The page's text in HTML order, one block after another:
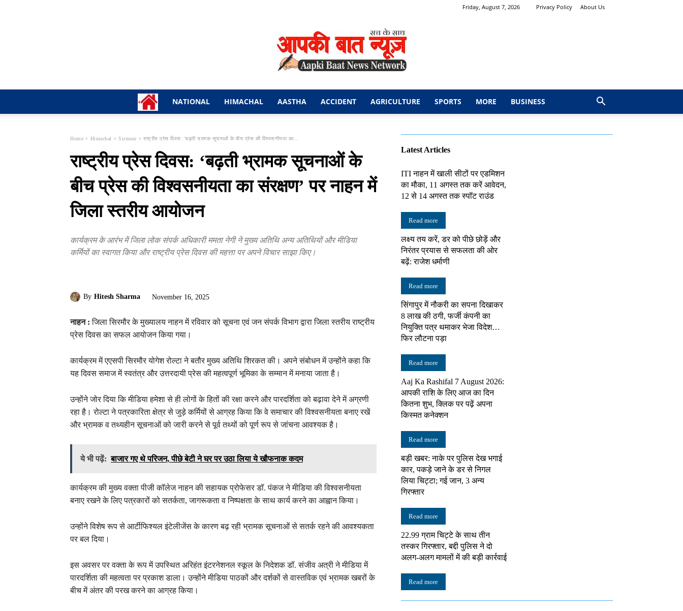
Friday, August 7, 2026 Privacy Policy About Us
बात
नेटवर्क
NATIONAL HIMACHAL AASTHA ACCIDENT AGRICULTURE SPORTS MORE BUSINESS
Home Himachal Sirmaur राष्ट्रीय प्रेस दिवस: 'बढ़ती भ्रामक सूचनाओं के बीच प्रेस की विश्वसनीयता का...
राष्ट्रीय प्रेस दिवस: ‘बढ़ती भ्रामक सूचनाओं के
बीच प्रेस की विश्वसनीयता का संरक्षण’ पर नाहन में
जिला स्तरीय आयोजन
कार्यक्रम के आरंभ में जिला लोक संपर्क अधिकारी ममता नेगी ने मुख्य अतिथि अन्य अतिथियों और मीडिया
कर्मियों का स्वागत किया और राष्ट्रीय प्रेस दिवस की महत्ता पर अपने विचार साझा किए।
By Hitesh Sharma November 16, 2025
नाहन : जिला सिरमौर के मुख्यालय नाहन में रविवार को सूचना एवं जन संपर्क विभाग द्वारा जिला स्तरीय राष्ट्रीय
प्रेस दिवस का सफल आयोजन किया गया।
कार्यक्रम में एएसपी सिरमौर योगेश रोल्टा ने बतौर मुख्य अतिथि शिरकत की। अपने संबोधन में उन्होंने कहा कि
यह दिवस समाज में स्वतंत्र और उत्तरदायी प्रेस की महत्वपूर्ण भूमिका के सम्मान में मनाया जाता है।
उन्होंने जोर दिया कि मीडिया हमेशा से ही लोगों के हितों की रक्षा करने और पारदर्शिता को बढ़ावा देने में अग्रणी
रहा है। रोल्टा ने पत्रकारिता क्षेत्र से जुड़े कर्मियों से आग्रह किया कि वे समाचार की विश्वसनीयता बनाए रखें
और भ्रामक व तथ्यहीन सूचनाओं को जारी करने से पूर्व तथ्यों को पूर्ण रूप से जांचना आवश्यक है।
ये भी पढ़ें: बाजार गए थे परिजन, पीछे बेटी ने घर पर उठा लिया ये खौफनाक कदम
कार्यक्रम की मुख्य वक्ता पीजी कॉलेज नाहन की सहायक प्रोफेसर डॉ. पंकज ने मीडिया की विश्वसनीयता
बनाए रखने के लिए पत्रकारों को सतर्कता, जागरूकता व निष्पक्षता के साथ कार्य करने का आह्वान किया।
उन्होंने विशेष रूप से आर्टीफिश्यल इंटेलीजेंस के कारण बढ़ रही भ्रामक सूचनाओं से सतर्क रहने की आवश्यकता
पर बल दिया।
इस अवसर पर वक्ता के रूप में उपस्थित अरिहंत इंटरनेशनल स्कूल के निदेशक डॉ. संजीव अत्री ने मीडिया में
पारदर्शिता की महत्वता पर प्रकाश डाला। उन्होंने मीडिया पाठकों और दर्शकों से वास्तविक एवं भ्रामक खबरों के
बीच में अंतर की परख करने का आग्रह किया।
Latest Articles
ITI नाहन में खाली सीटों पर एडमिशन
का मौका, 11 अगस्त तक करें आवेदन,
12 से 14 अगस्त तक स्पॉट राउंड
Read more
लक्ष्य तय करें, डर को पीछे छोड़ें और
निरंतर प्रयास से सफलता की ओर
बढ़ें: राजेश धर्माणी
Read more
सिंगापुर में नौकरी का सपना दिखाकर
8 लाख की ठगी, फर्जी कंपनी का
नियुक्ति पत्र थमाकर भेजा विदेश…
फिर लौटना पड़ा
Read more
Aaj Ka Rashifal 7 August 2026:
आपकी राशि के लिए आज का दिन
कितना शुभ, क्लिक पर पढ़ें अपना
किस्मत कनेक्शन
Read more
बड़ी खबर: नाके पर पुलिस देख भगाई
कार, पकड़े जाने के डर से निगल
लिया चिट्टा; गई जान, 3 अन्य
गिरफ्तार
Read more
22.99 ग्राम चिट्टे के साथ तीन
तस्कर गिरफ्तार, बद्दी पुलिस ने दो
अलग-अलग मामलों में की बड़ी कार्रवाई
Read more